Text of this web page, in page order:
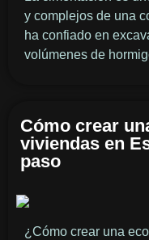
y complejos de una
ha confiado en
volúmenes de
Cómo crear
viviendas en
paso
¿Cómo crear una